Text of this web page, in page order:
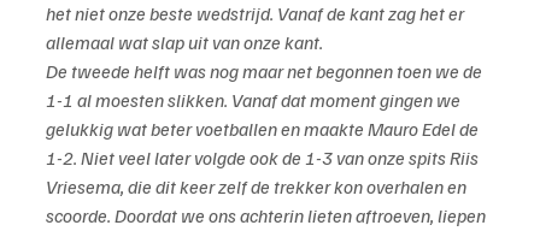
het niet onze beste wedstrijd. Vanaf de kant zag het er
allemaal wat slap uit van onze kant.
De tweede helft was nog maar net begonnen toen we de
1-1 al moesten slikken. Vanaf dat moment gingen we
gelukkig wat beter voetballen en maakte Mauro Edel de
1-2. Niet veel later volgde ook de 1-3 van onze spits Riis
Vriesema, die dit keer zelf de trekker kon overhalen en
scoorde. Doordat we ons achterin lieten aftroeven, liepen